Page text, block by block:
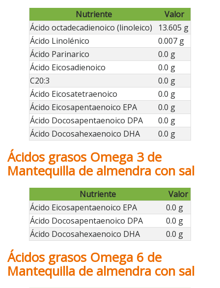
Nutriente
Valor
Ácido octadecadienoico (linoleico)
13.605 g
Ácido Linolénico
0.007 g
Ácido Parinarico
0.0 g
Ácido Eicosadienoico
0.0 g
C20:3
0.0 g
Ácido Eicosatetraenoico
0.0 g
Ácido Eicosapentaenoico EPA
0.0 g
Ácido Docosapentaenoico DPA
0.0 g
Ácido Docosahexaenoico DHA
0.0 g
Ácidos grasos Omega 3 de
Mantequilla de almendra con sal
Nutriente
Valor
Ácido Eicosapentaenoico EPA
0.0 g
Ácido Docosapentaenoico DPA
0.0 g
Ácido Docosahexaenoico DHA
0.0 g
Ácidos grasos Omega 6 de
Mantequilla de almendra con sal